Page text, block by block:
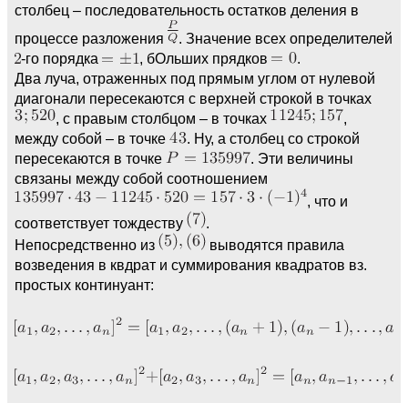
столбец – последовательность остатков деления в
процессе разложения
. Значение всех определителей
-го порядка
, бОльших прядков
Два луча, отраженных под прямым углом от нулевой
диагонали пересекаются с верхней строкой в точках
, с правым столбцом – в точках
между собой – в точке
. Ну, а столбец со строкой
пересекаются в точке
. Эти величины
связаны между собой соотношением
, что и
соответствует тождеству
Непосредственно из
выводятся правила
возведения в квдрат и суммирования квадратов вз.
простых континуант: